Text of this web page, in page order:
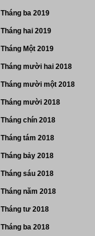
Tháng ba 2019
Tháng hai 2019
Tháng Một 2019
Tháng mười hai 2018
Tháng mười một 2018
Tháng mười 2018
Tháng chín 2018
Tháng tám 2018
Tháng bảy 2018
Tháng sáu 2018
Tháng năm 2018
Tháng tư 2018
Tháng ba 2018